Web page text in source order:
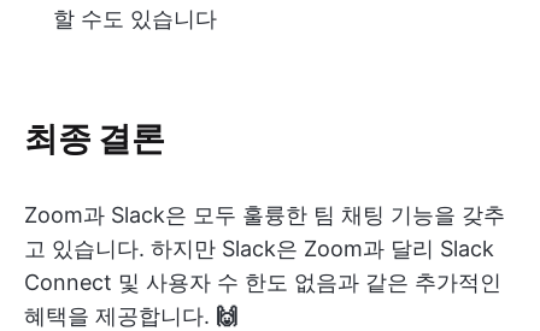
할 수도 있습니다
최종 결론
Zoom과 Slack은 모두 훌륭한 팀 채팅 기능을 갖추
고 있습니다. 하지만 Slack은 Zoom과 달리 Slack
Connect 및 사용자 수 한도 없음과 같은 추가적인
혜택을 제공합니다. 🙌